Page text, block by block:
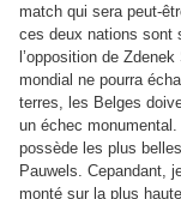
match qui sera peut-
ces deux nations sont
l’opposition de
mondial ne pourra
terres, les Belges
un échec
possède les plus
Pauwels. Cepandant,
monté sur la plus